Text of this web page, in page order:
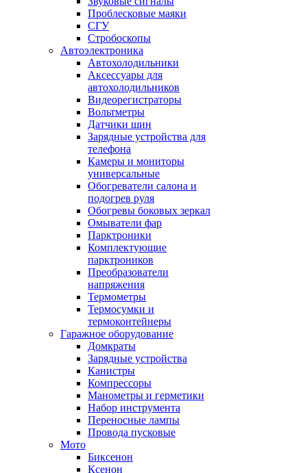
Проблесковые маяки
СГУ
Стробоскопы
Автоэлектроника
Автохолодильники
Аксессуары для
автохолодильников
Видеорегистраторы
Вольтметры
Датчики шин
Зарядные устройства для
телефона
Камеры и мониторы
универсальные
Обогреватели салона и
подогрев руля
Обогревы боковых зеркал
Омыватели фар
Парктроники
Комплектующие
парктроников
Преобразователи
напряжения
Термометры
Термосумки и
термоконтейнеры
Гаражное оборудование
Домкраты
Зарядные устройства
Канистры
Компрессоры
Манометры и герметики
Набор инструмента
Переносные лампы
Провода пусковые
Мото
Биксенон
Ксенон